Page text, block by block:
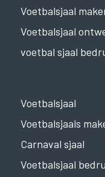
Voetbalsjaal
Voetbalsjaal
voetbal sjaal
Voetbalsjaal
Voetbalsjaals
Carnaval sjaal
Voetbalsjaal